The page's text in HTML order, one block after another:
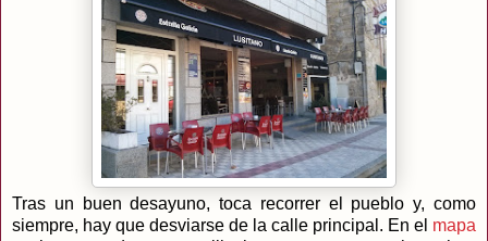
Tras un buen desayuno, toca recorrer el pueblo y, como
siempre, hay que desviarse de la calle principal. En el mapa